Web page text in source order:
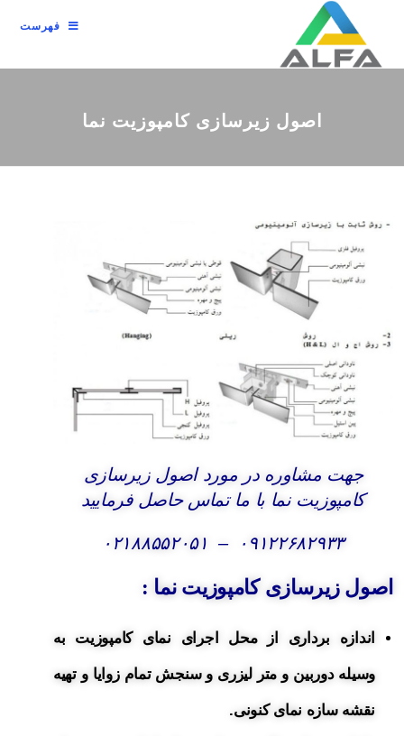
فهرست
اصول زیرسازی کامپوزیت نما
جهت مشاوره در مورد اصول زیرسازی
کامپوزیت نما با ما تماس حاصل فرمایید
۰۹۱۲۲۶۸۲۹۳۳ – ۰۲۱۸۸۵۵۲۰۵۱
اصول زیرسازی کامپوزیت نما :
اندازه برداری از محل اجرای نمای کامپوزیت به
وسیله دوربین و متر لیزری و سنجش تمام زوایا و تهیه
نقشه سازه نمای کنونی.